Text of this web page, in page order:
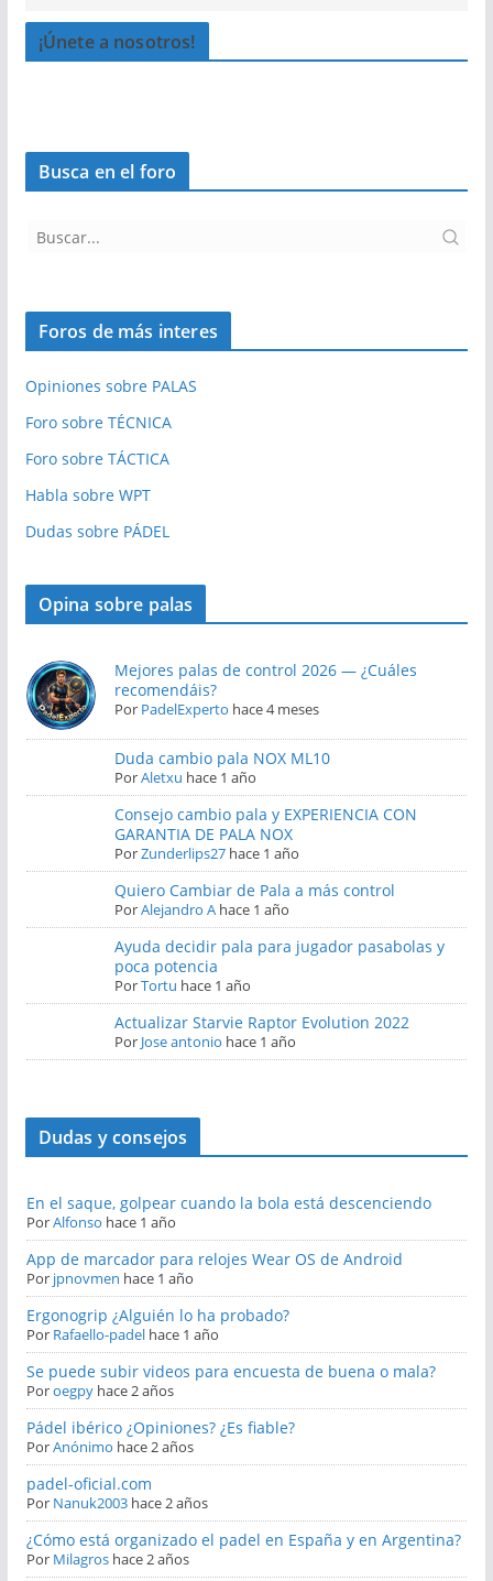
¡Únete a nosotros!
Busca en el foro
Foros de más interes
Opiniones sobre PALAS
Foro sobre TÉCNICA
Foro sobre TÁCTICA
Habla sobre WPT
Dudas sobre PÁDEL
Opina sobre palas
Mejores palas de control 2026 — ¿Cuáles
recomendáis?
Por PadelExperto hace 4 meses
Duda cambio pala NOX ML10
PorAletxu hace 1 año
Consejo cambio pala y EXPERIENCIA CON
GARANTIA DE PALA NOX
PorZunderlips27 hace 1 año
Quiero Cambiar de Pala a más control
PorAlejandro A hace 1 año
Ayuda decidir pala para jugador pasabolas y
poca potencia
PorTortu hace 1 año
Actualizar Starvie Raptor Evolution 2022
Por Jose antonio hace 1 año
Dudas y consejos
En el saque, golpear cuando la bola está descenciendo
PorAlfonso hace 1 año
App de marcador para relojes Wear OS de Android
Por jpnovmen hace 1 año
Ergonogrip ¿Alguién lo ha probado?
Por Rafaello-padel hace 1 año
Se puede subir videos para encuesta de buena o mala?
Poroegpy hace 2 años
Pádel ibérico ¿Opiniones? ¿Es fiable?
PorAnónimo hace 2 años
padel-oficial.com
Por Nanuk2003 hace 2 años
¿Cómo está organizado el padel en España y en Argentina?
Por Milagros hace 2 años